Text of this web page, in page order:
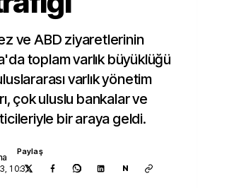
ve ABD ziyaretlerinin
toplam varlık büyüklüğü
varlık yönetim
çok uluslu bankalar ve
bir araya geldi.
10:31
Paylaş
N